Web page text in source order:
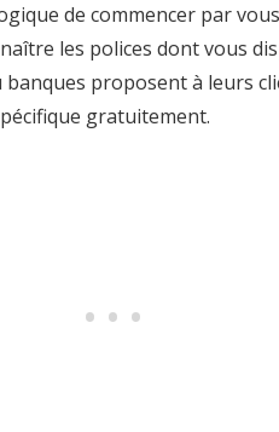
de commencer par
les polices dont vous
banques proposent à leurs
gratuitement.